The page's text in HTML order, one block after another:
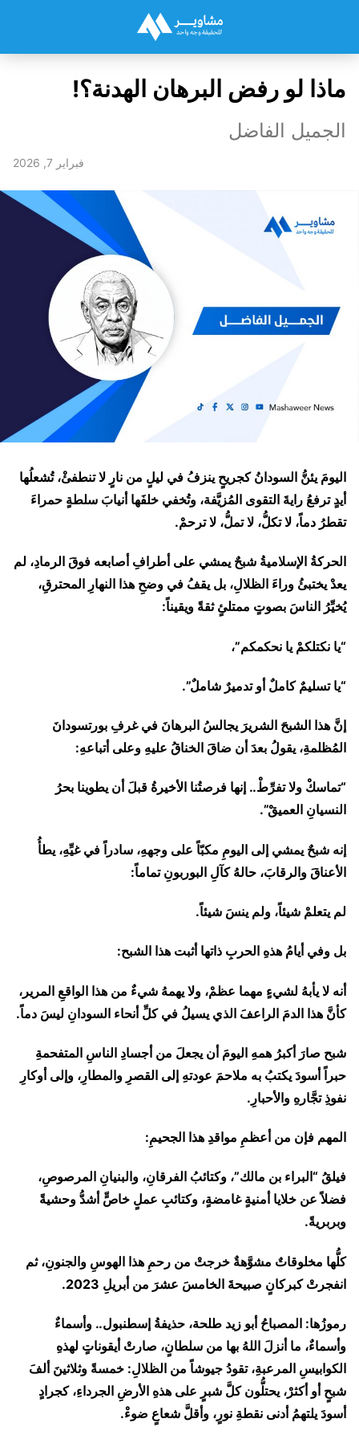
ماذا لو رفض البرهان الهدنة؟!
الجميل الفاضل
فبراير 7, 2026
اليومَ يئنُّ السودانُ كجريحٍ ينزفُ في ليلٍ من نارٍ لا تنطفئْ، تُشعلُها
أيدٍ ترفعُ رايةَ التقوى المُزيَّفة، وتُخفي خلفَها أنيابَ سلطةٍ حمراءَ
تقطرُ دماً، لا تكلُّ، لا تملُّ، لا ترحمْ.
الحركةُ الإسلاميةُ شبحٌ يمشي على أطرافِ أصابعه فوقَ الرمادِ، لم
يعدْ يختبئُ وراءَ الظلالِ، بل يقفُ في وضحِ هذا النهارِ المحترقِ،
يُخيِّرُ الناسَ بصوتٍ ممتلئٍ ثقةً ويقيناً:
“يا نكتلكمْ يا نحكمكم”،
“يا تسليمٌ كاملٌ أو تدميرٌ شاملٌ”.
إنَّ هذا الشبحَ الشريرَ يجالسُ البرهانَ في غرفِ بورتسودانَ
المُظلمةِ، يقولُ بعدَ أن ضاقَ الخناقُ عليهِ وعلى أتباعهِ:
“تماسكْ ولا تفرِّطْ.. إنها فرصتُنا الأخيرةُ قبلَ أن يطوينا بحرُ
النسيانِ العميقْ”.
إنه شبحٌ يمشي إلى اليومِ مكبّاً على وجههِ، سادراً في غيِّهِ، يطأُ
الأعناقَ والرقابَ، حالهُ كآلِ البوربونِ تماماً:
لم يتعلمْ شيئاً، ولم ينسَ شيئاً.
بل وفي أيامُ هذهِ الحربِ ذاتها أثبت هذا الشبح:
أنه لا يأبهُ لشيءٍ مهما عظمْ، ولا يهمهُ شيءٌ من هذا الواقعِ المرير،
كأنَّ هذا الدمَ الراعفَ الذي يسيلُ في كلِّ أنحاء السودانِ ليسَ دماً.
شبح صارَ أكبرُ همهِ اليومَ أن يجعلَ من أجسادِ الناسِ المتفحمةِ
حبراً أسودَ يكتبُ به ملاحمَ عودتهِ إلى القصرِ والمطارِ، وإلى أوكارِ
نفوذِ تجَّارهِ والأحبارِ.
المهم فإن من أعظمِ مواقدِ هذا الجحيمِ:
فيلقُ “البراء بن مالك”، وكتائبُ الفرقانِ، والبنيانِ المرصوصِ،
فضلاً عن خلايا أمنيةٍ غامضةٍ، وكتائبِ عملٍ خاصٍّ أشدُّ وحشيةً
وبربريةً.
كلُّها مخلوقاتٌ مشوَّهةٌ خرجتْ من رحمِ هذا الهوسِ والجنونِ، ثم
انفجرتْ كبركانٍ صبيحةَ الخامسَ عشرَ من أبريلِ 2023.
رموزُها: المصباحُ أبو زيد طلحة، حذيفةُ إسطنبول.. وأسماءٌ
وأسماءٌ، ما أنزلَ اللهُ بها من سلطانٍ، صارتْ أيقوناتٍ لهذهِ
الكوابيسِ المرعبةِ، تقودُ جيوشاً من الظلالِ: خمسةً وثلاثينَ ألفَ
شبحٍ أو أكثرْ، يحتلُّون كلَّ شبرٍ على هذهِ الأرضِ الجرداءِ، كجرادٍ
أسودَ يلتهمُ أدنى نقطةِ نورٍ، وأقلَّ شعاعٍ ضوءْ.